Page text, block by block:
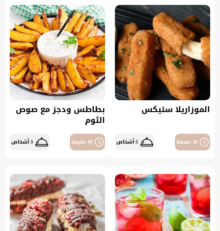
الموزاريلا ستيكس
30 دقيقة 5 أشخاص
بطاطس ودجز مع صوص
الثوم
40 دقيقة 3 أشخاص